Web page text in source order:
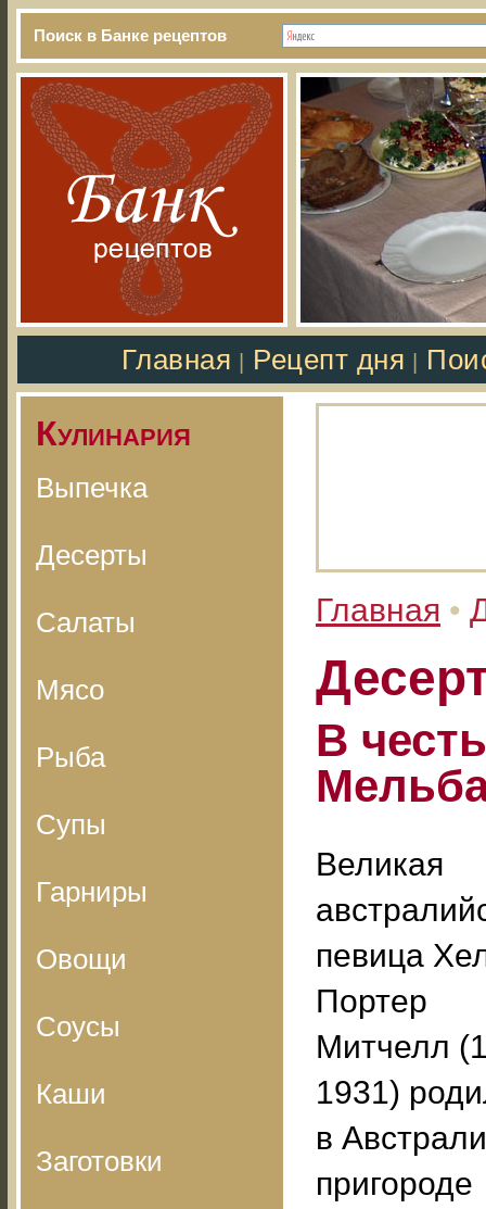
Поиск в Банке рецептов
Главная Рецепт дня
Кулинария
Выпечка
Десерты
Салаты
Мясо
Рыба
Супы
Гарниры
Овощи
Соусы
Каши
Заготовки
Главная •
В
Великая
певица
Портер
Митчелл
1931)
в
пригороде